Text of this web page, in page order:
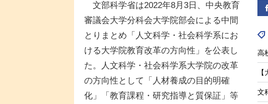
文部科学省は2022年8月3日、中央教育
審議会大学分科会大学院部会による中間
とりまとめ「人文科学・社会科学系にお
ける大学院教育改革の方向性」を公表し
た。人文科学・社会科学系大学院の改革
の方向性として「人材養成の目的明確
化」「教育課程・研究指導と質保証」等